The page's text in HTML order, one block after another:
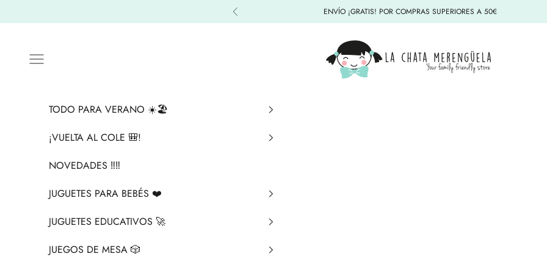
Anterior ENVÍO ¡GRATIS! POR COMPRAS SUPERIORES A 50€
La Chata Merengüela
Menú
TODO PARA VERANO ☀️🏖️
¡VUELTA AL COLE 🎒!
NOVEDADES ‼️​‼️​
JUGUETES PARA BEBÉS ❤️​
JUGUETES EDUCATIVOS 🚀
JUEGOS DE MESA 🎲